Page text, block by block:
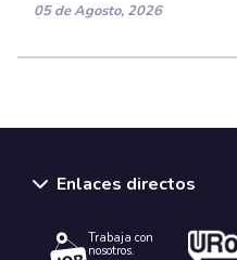
05 de Agosto, 2026
Enlaces directos
Trabaja con
nosotros.